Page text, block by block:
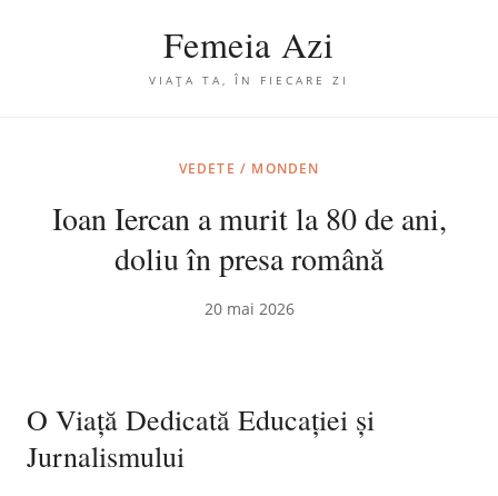
Femeia Azi
VIAȚA TA, ÎN FIECARE ZI
VEDETE / MONDEN
Ioan Iercan a murit la 80 de ani,
doliu în presa română
20 mai 2026
O Viață Dedicată Educației și
Jurnalismului